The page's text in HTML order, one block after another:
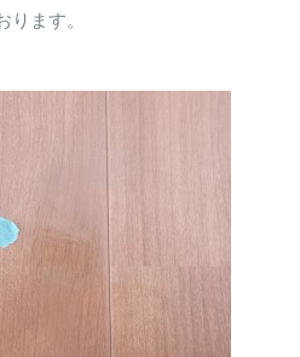
ります。